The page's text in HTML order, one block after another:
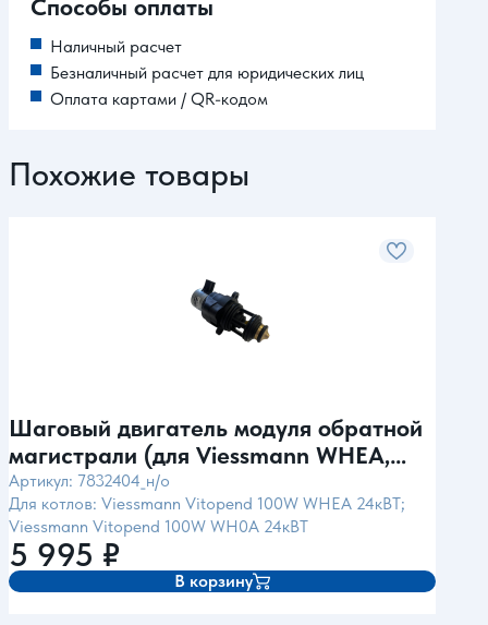
Способы оплаты
Наличный расчет
Безналичный расчет для юридических лиц
Оплата картами / QR-кодом
Похожие товары
Шаговый двигатель модуля обратной
магистрали (для Viessmann WHEA,
WH0A)
Артикул: 7832404_н/о
Для котлов: Viessmann Vitopend 100W WHEA 24кВТ;
Viessmann Vitopend 100W WH0A 24кВТ
5 995 ₽
В корзину